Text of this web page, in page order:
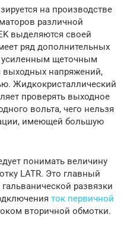
на производстве
различной
выделяются своей
ряд дополнительных
усиленным щеточным
напряжений,
Жидкокристаллический
проверять выходное
вольта, чего нельзя
имеющей большую
понимать величину
LATR. Это главный
развязки
ток первичной
вторичной обмотки.